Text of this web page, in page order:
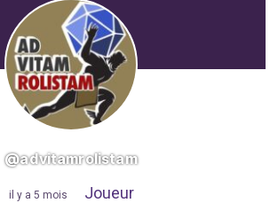
@advitamrolistam
il y a 5 mois Joueur